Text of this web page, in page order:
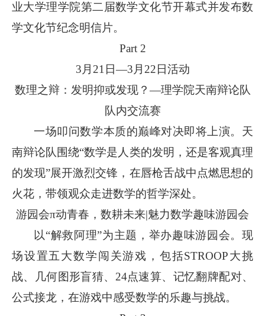
业大学理学院第二届数学文化节开幕式并发布数
学文化节纪念明信片。
Part 2
3月21日—3月22日活动
数理之辩：发明抑或发现？—理学院天南辩论队
队内交流赛
一场叩问数学本质的巅峰对决即将上演。天
南辩论队围绕“数学是人类的发明，还是客观真理
的发现”展开激烈交锋，在唇枪舌战中点燃思想的
火花，带领观众走进数学的哲学深处。
游园会π动青春，数耕未来|魅力数学趣味游园会
以“解救阿理”为主题，举办趣味游园会。现
场设置五大数学闯关游戏，包括STROOP大挑
战、几何图形盲猜、24点速算、记忆翻牌配对、
公式接龙，在游戏中感受数学的乐趣与挑战。